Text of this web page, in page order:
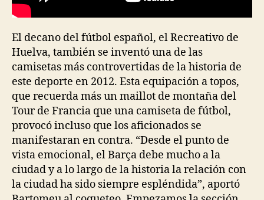
El decano del fútbol español, el Recreativo de
Huelva, también se inventó una de las
camisetas más controvertidas de la historia de
este deporte en 2012. Esta equipación a topos,
que recuerda más un maillot de montaña del
Tour de Francia que una camiseta de fútbol,
provocó incluso que los aficionados se
manifestaran en contra. “Desde el punto de
vista emocional, el Barça debe mucho a la
ciudad y a lo largo de la historia la relación con
la ciudad ha sido siempre espléndida”, aportó